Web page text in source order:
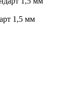
1,5 мм